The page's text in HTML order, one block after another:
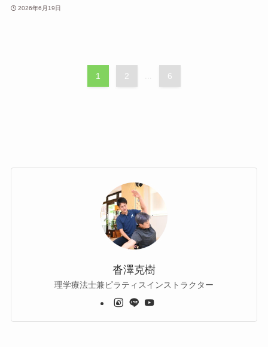
2026年6月19日
1 2 ... 6
沓澤克樹
理学療法士兼ピラティスインストラクター